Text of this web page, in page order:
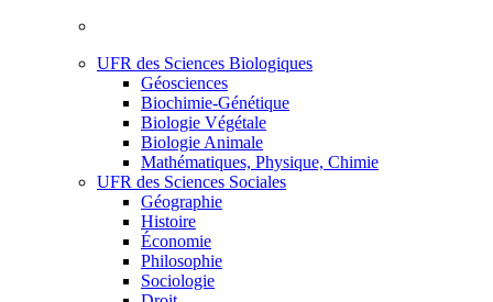
UFR des Sciences Biologiques
Géosciences
Biochimie-Génétique
Biologie Végétale
Biologie Animale
Mathématiques, Physique, Chimie
UFR des Sciences Sociales
Géographie
Histoire
Économie
Philosophie
Sociologie